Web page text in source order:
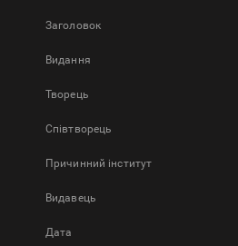
Заголовок
Bидання
Творець
Співтворець
Причинний інститут
Видавець
Дата